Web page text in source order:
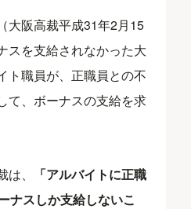
大阪高裁平成31年2月15
スを支給されなかった大
ト職員が、正職員との不
て、ボーナスの支給を求
、
「アルバイトに正職
ナスしか支給しないこ